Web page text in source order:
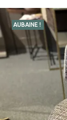
AUBAINE !